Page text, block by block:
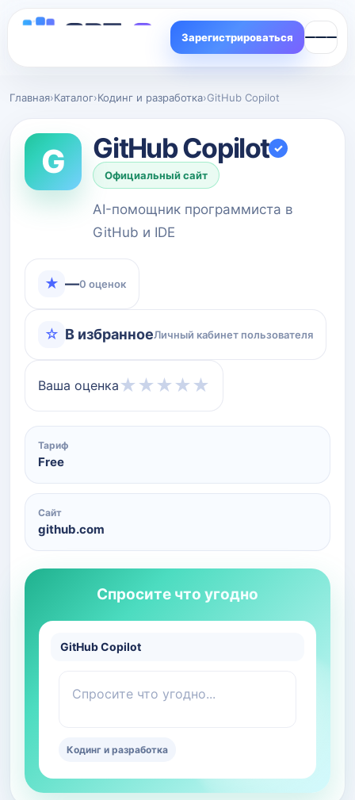
Зарегистрироваться
Главная›Каталог›Кодинг и разработка›GitHub Copilot
G GitHub Copilot ✓
Официальный сайт
AI-помощник программиста в
GitHub и IDE
★ —0 оценок
☆ В избранноеЛичный кабинет пользователя
Ваша оценка ★ ★ ★ ★ ★
Тариф
Free
Сайт
github.com
Спросите что угодно
GitHub Copilot
Спросите что угодно...
Кодинг и разработка